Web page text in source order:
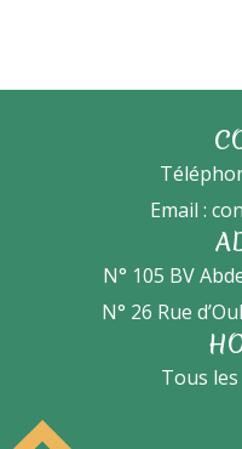
Email :
N° 105 BV
N° 26 Rue
Tous